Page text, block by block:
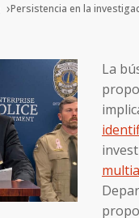
Persistencia en la
La